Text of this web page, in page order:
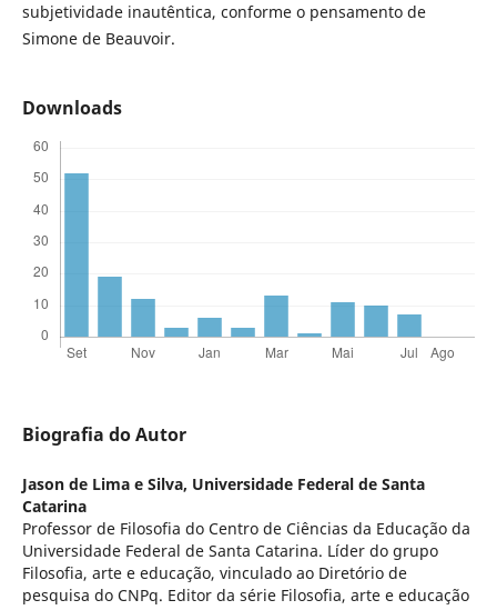
subjetividade inautêntica, conforme o pensamento de
Simone de Beauvoir.
Downloads
Biografia do Autor
Jason de Lima e Silva, Universidade Federal de Santa
Catarina
Professor de Filosofia do Centro de Ciências da Educação da
Universidade Federal de Santa Catarina. Líder do grupo
Filosofia, arte e educação, vinculado ao Diretório de
pesquisa do CNPq. Editor da série Filosofia, arte e educação